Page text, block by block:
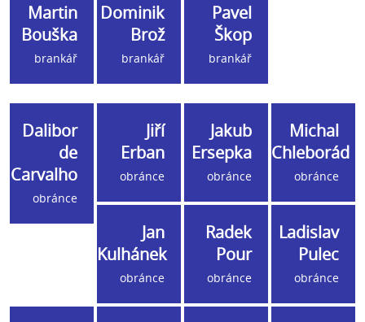
Martin
Bouška
brankář
Dominik
Brož
brankář
Pavel
Škop
brankář
Dalibor
de
Carvalho
obránce
Jiří
Erban
obránce
Jakub
Ersepka
obránce
Michal
Chleborád
obránce
Jan
Kulhánek
obránce
Radek
Pour
obránce
Ladislav
Pulec
obránce